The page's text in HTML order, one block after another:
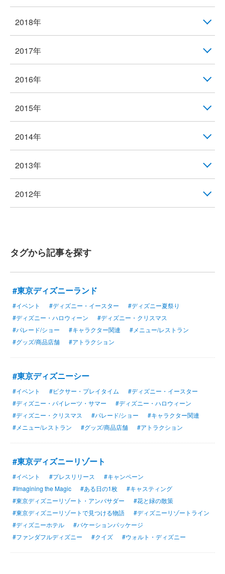
2018年
2017年
2016年
2015年
2014年
2013年
2012年
タグから記事を探す
#東京ディズニーランド
#イベント #ディズニー・イースター
#ディズニー夏祭り
#ディズニー・ハロウィーン
#ディズニー・クリスマス
#パレード/ショー
#キャラクター関連
#メニュー/レストラン
#グッズ/商品店舗
#アトラクション
#東京ディズニーシー
#イベント #ピクサー・プレイタイム
#ディズニー・イースター
#ディズニー・パイレーツ・サマー
#ディズニー・ハロウィーン
#ディズニー・クリスマス
#パレード/ショー
#キャラクター関連
#メニュー/レストラン
#グッズ/商品店舗 #アトラクション
#東京ディズニーリゾート
#イベント #プレスリリース
#キャンペーン
#Imagining the Magic
#ある日の1枚
#キャスティング
#東京ディズニーリゾート・アンバサダー
#花と緑の散策
#東京ディズニーリゾートで見つける物語
#ディズニーリゾートライン
#ディズニーホテル
#バケーションパッケージ
#ファンダフルディズニー
#クイズ #ウォルト・ディズニー